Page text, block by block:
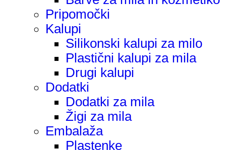
Pripomočki
Kalupi
Silikonski kalupi za milo
Plastični kalupi za mila
Drugi kalupi
Dodatki
Dodatki za mila
Žigi za mila
Embalaža
Plastenke